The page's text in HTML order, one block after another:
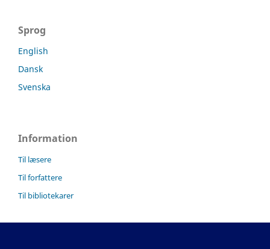
Sprog
English
Dansk
Svenska
Information
Til læsere
Til forfattere
Til bibliotekarer